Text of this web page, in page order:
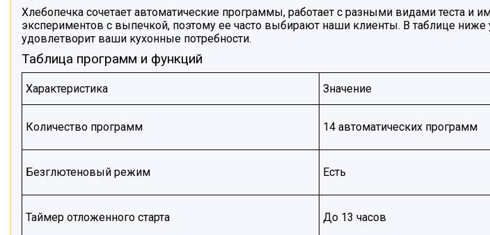
Хлебопечка сочетает автоматические программы, работает с разными видами теста и
экспериментов с выпечкой, поэтому ее часто выбирают наши клиенты. В таблице
удовлетворит ваши кухонные потребности.
Таблица программ и функций
Характеристика Значение
Количество программ 14 автоматических программ
Безглютеновый режим Есть
Таймер отложенного старта До 13 часов